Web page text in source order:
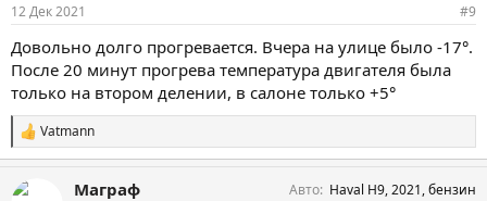
12 Дек 2021 #9
Довольно долго прогревается. Вчера на улице было -17°.
После 20 минут прогрева температура двигателя была
только на втором делении, в салоне только +5°
С
и
п
Vatmann
Маграф Авто Haval H9, 2021, бензин